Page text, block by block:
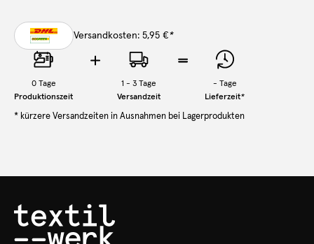
Versandkosten: 5,95 €*
0Tage
Produktionszeit
1 - 3 Tage
Versandzeit
- Tage
Lieferzeit*
* kürzere Versandzeiten in Ausnahmen bei Lagerprodukten